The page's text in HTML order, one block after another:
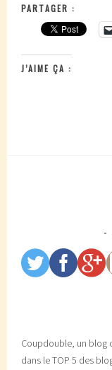
PARTAGER :
J’AIME ÇA :
Coupdouble, un blog
dans le TOP 5 des